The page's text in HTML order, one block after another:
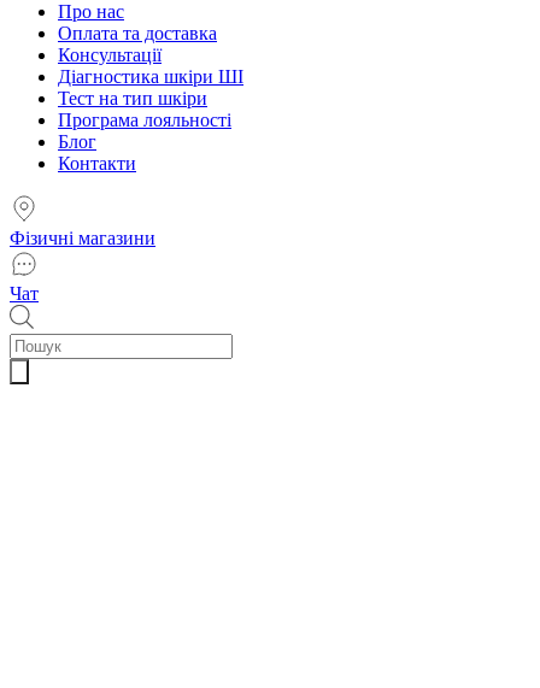
Про нас
Оплата та доставка
Консультації
Діагностика шкіри ШІ
Тест на тип шкіри
Програма лояльності
Блог
Контакти
Фізичні магазини
Чат
Пошук
товарів